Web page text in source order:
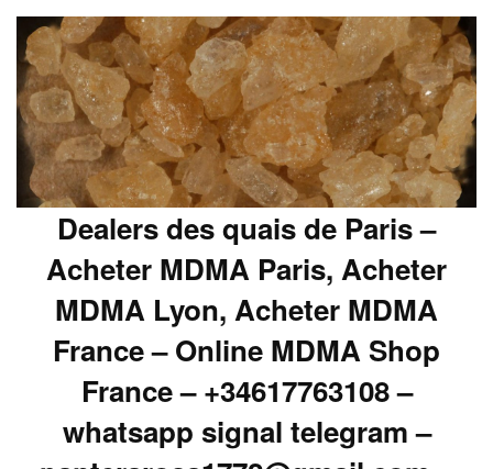
Dealers des quais de Paris –
Acheter MDMA Paris, Acheter
MDMA Lyon, Acheter MDMA
France – Online MDMA Shop
France – +34617763108 –
whatsapp signal telegram –